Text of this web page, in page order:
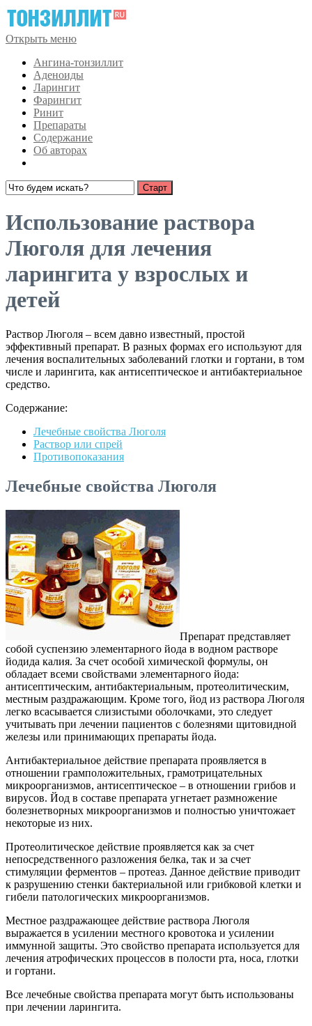
Открыть меню
Ангина-тонзиллит
Аденоиды
Ларингит
Фарингит
Ринит
Препараты
Содержание
Об авторах
Использование раствора
Люголя для лечения
ларингита у взрослых и
детей
Раствор Люголя – всем давно известный, простой
эффективный препарат. В разных формах его используют для
лечения воспалительных заболеваний глотки и гортани, в том
числе и ларингита, как антисептическое и антибактериальное
средство.
Содержание:
Лечебные свойства Люголя
Раствор или спрей
Противопоказания
Лечебные свойства Люголя
Препарат представляет
собой суспензию элементарного йода в водном растворе
йодида калия. За счет особой химической формулы, он
обладает всеми свойствами элементарного йода:
антисептическим, антибактериальным, протеолитическим,
местным раздражающим. Кроме того, йод из раствора Люголя
легко всасывается слизистыми оболочками, это следует
учитывать при лечении пациентов с болезнями щитовидной
железы или принимающих препараты йода.
Антибактериальное действие препарата проявляется в
отношении грамположительных, грамотрицательных
микроорганизмов, антисептическое – в отношении грибов и
вирусов. Йод в составе препарата угнетает размножение
болезнетворных микроорганизмов и полностью уничтожает
некоторые из них.
Протеолитическое действие проявляется как за счет
непосредственного разложения белка, так и за счет
стимуляции ферментов – протеаз. Данное действие приводит
к разрушению стенки бактериальной или грибковой клетки и
гибели патологических микроорганизмов.
Местное раздражающее действие раствора Люголя
выражается в усилении местного кровотока и усилении
иммунной защиты. Это свойство препарата используется для
лечения атрофических процессов в полости рта, носа, глотки
и гортани.
Все лечебные свойства препарата могут быть использованы
при лечении ларингита.